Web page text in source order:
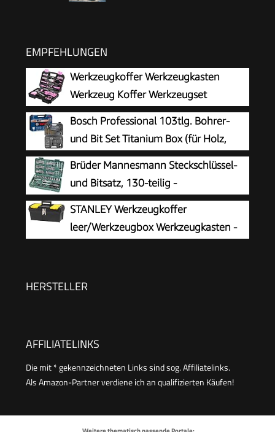
EMPFEHLUNGEN
Werkzeugkoffer Werkzeugkasten
Werkzeug Koffer Werkzeugset
Werkzeugbox：DEKOPRO
Werkzeugkiste Bestückt 42-tlg. Universal
Komplett mit Werkzeuge Handwerkzeug － für
Frauen zum Haushalt Werkstatt DIY
Bosch Professional 103tlg. Bohrer-
und Bit Set Titanium Box (für Holz,
Stein und Metall, Zubehör Bohr- und
Schraubwerkzeuge)
Brüder Mannesmann Steckschlüssel-
und Bitsatz, 130-teilig -
Werkzeugkoffer mit Ratsche,
Schraubendreher, Sechskantschlüssel,
Stecknüssen & 100 Bits - aus Chrom-Vanadium-
STANLEY Werkzeugkoffer
leer/Werkzeugbox Werkzeugkasten -
Kunststffgroff) 1-92-065
HERSTELLER
AFFILIATELINKS
Die mit * gekennzeichneten Links sind sog. Affiliatelinks.
Als Amazon-Partner verdiene ich an qualifizierten Käufen!